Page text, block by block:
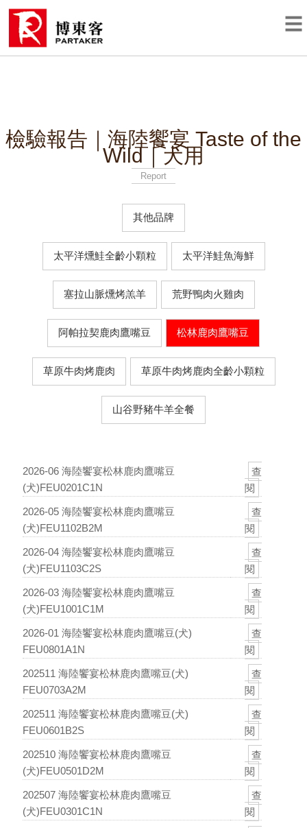
檢驗報告｜海陸饗宴 Taste of the
Wild｜犬用
Report
其他品牌
太平洋燻鮭全齡小顆粒 太平洋鮭魚海鮮
塞拉山脈燻烤羔羊 荒野鴨肉火雞肉
阿帕拉契鹿肉鷹嘴豆 松林鹿肉鷹嘴豆
草原牛肉烤鹿肉 草原牛肉烤鹿肉全齡小顆粒
山谷野豬牛羊全餐
2026-06 海陸饗宴松林鹿肉鷹嘴豆
(犬)FEU0201C1N
查
閱
2026-05 海陸饗宴松林鹿肉鷹嘴豆
(犬)FEU1102B2M
查
閱
2026-04 海陸饗宴松林鹿肉鷹嘴豆
(犬)FEU1103C2S
查
閱
2026-03 海陸饗宴松林鹿肉鷹嘴豆
(犬)FEU1001C1M
查
閱
2026-01 海陸饗宴松林鹿肉鷹嘴豆(犬)
FEU0801A1N
查
閱
202511 海陸饗宴松林鹿肉鷹嘴豆(犬)
FEU0703A2M
查
閱
202511 海陸饗宴松林鹿肉鷹嘴豆(犬)
FEU0601B2S
查
閱
202510 海陸饗宴松林鹿肉鷹嘴豆
(犬)FEU0501D2M
查
閱
202507 海陸饗宴松林鹿肉鷹嘴豆
(犬)FEU0301C1N
查
閱